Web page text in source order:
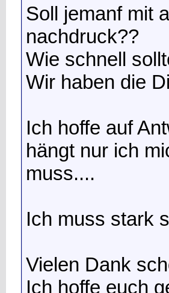
Soll jemanf mit
nachdruck??
Wie schnell
Wir haben die
Ich hoffe auf
hängt nur ich
muss....
Ich muss stark
Vielen Dank
Ich hoffe euch